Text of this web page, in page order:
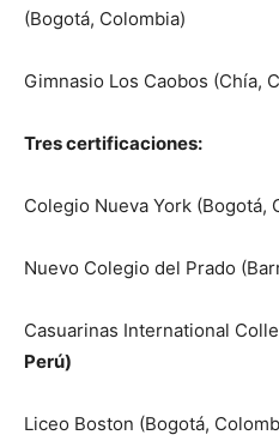
(Bogotá, Colombia)
Gimnasio Los Caobos (Chía,
Tres certificaciones:
Colegio Nueva York (Bogotá,
Nuevo Colegio del Prado
Casuarinas International
Perú)
Liceo Boston (Bogotá,